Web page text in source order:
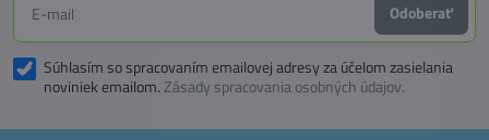
Odoberať
Súhlasím so spracovaním emailovej adresy za účelom zasielania
noviniek emailom.Zásady spracovania osobných údajov.